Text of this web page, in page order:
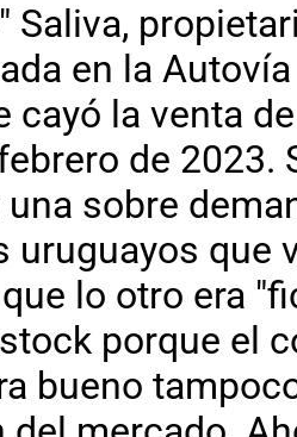
Saliva,
en la
cayó la venta
de 2023.
sobre
uruguayos que
lo otro era
porque el
bueno